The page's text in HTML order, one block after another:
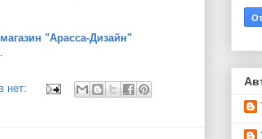
"Арасса-Дизайн"
нет: